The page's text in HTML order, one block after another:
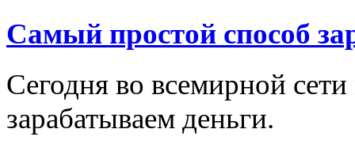
Самый простой способ
Сегодня во всемирной
зарабатываем деньги.